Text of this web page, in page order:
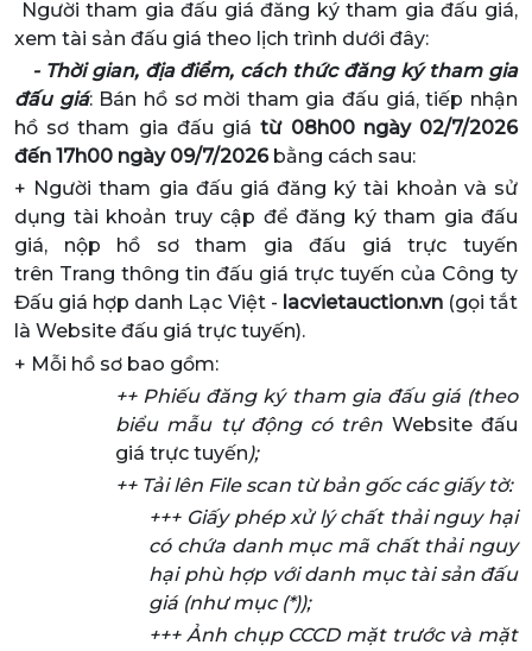
Người tham gia đấu giá đăng ký tham gia đấu giá,
xem tài sản đấu giá theo lịch trình dưới đây:
- Thời gian, địa điểm, cách thức đăng ký tham gia
đấu giá: Bán hồ sơ mời tham gia đấu giá, tiếp nhận
hồ sơ tham gia đấu giátừ 08h00 ngày 02/7/2026
đến 17h00 ngày 09/7/2026bằng cách sau:
+ Người tham gia đấu giá đăng ký tài khoản và sử
dụng tài khoản truy cập để đăng ký tham gia đấu
giá, nộp hồ sơ tham gia đấu giá trực tuyến
trên Trang thông tin đấu giá trực tuyến của Công ty
Đấu giá hợp danh Lạc Việt - lacvietauction.vn(gọi tắt
là Website đấu giá trực tuyến).
+ Mỗi hồ sơ bao gồm:
++ Phiếu đăng ký tham gia đấu giá (theo
biểu mẫu tự động có trên Website đấu
giá trực tuyến);
++ Tải lên File scan từ bản gốc các giấy tờ:
+++ Giấy phép xử lý chất thải nguy hại
có chứa danh mục mã chất thải nguy
hại phù hợp với danh mục tài sản đấu
giá (như mục (*));
+++ Ảnh chụp CCCD mặt trước và mặt